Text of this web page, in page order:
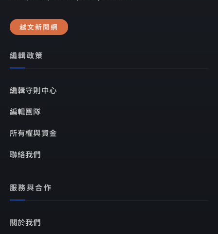
越文新聞網
編輯政策
編輯守則中心
編輯團隊
所有權與資金
聯絡我們
服務與合作
關於我們